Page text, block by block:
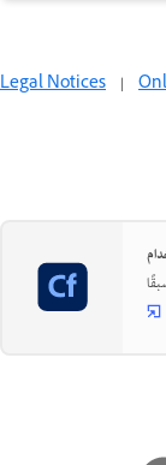
Legal Notices |